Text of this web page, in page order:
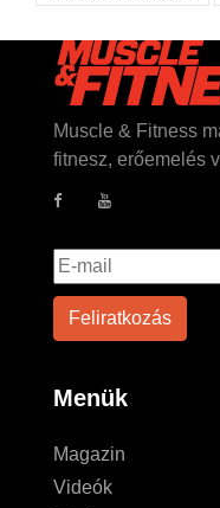
Muscle & Fitness
fitnesz, erőemelés
Menük
Magazin
Videók